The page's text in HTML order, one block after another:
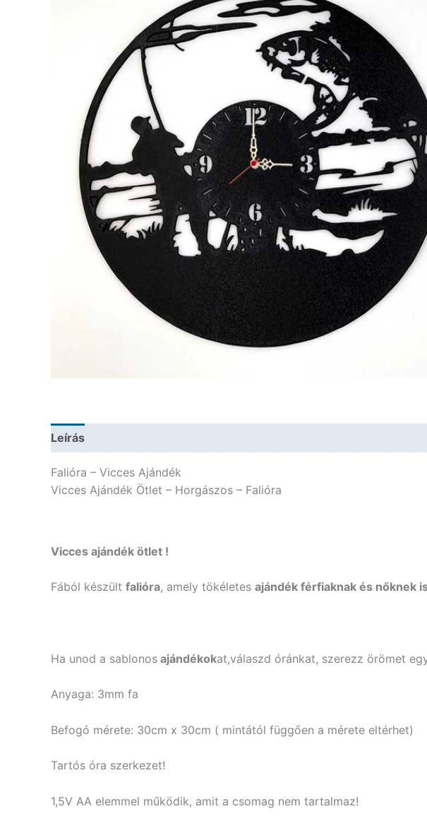
Leírás
Falióra – Vicces Ajándék
Vicces Ajándék Ötlet – Horgászos – Falióra
Vicces ajándék ötlet !
Fából készült falióra, amely tökéletes ajándék férfiaknak és nőknek
Ha unod a sablonos ajándékokat,válaszd óránkat, szerezz örömet
Anyaga: 3mm fa
Befogó mérete: 30cm x 30cm ( mintától függően a mérete eltérhet)
Tartós óra szerkezet!
1,5V AA elemmel működik, amit a csomag nem tartalmaz!